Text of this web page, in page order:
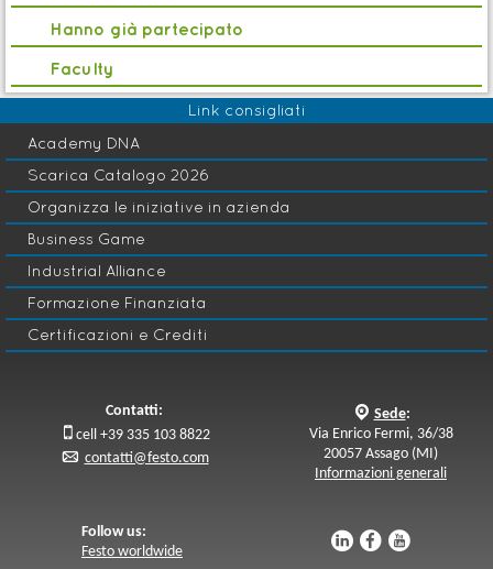
Hanno già partecipato
Faculty
Link consigliati
Academy DNA
Scarica Catalogo 2026
Organizza le iniziative in azienda
Business Game
Industrial Alliance
Formazione Finanziata
Certificazioni e Crediti
Contatti:
 cell +39 335 103 8822
p contatti@festo.com
q Sede:
Via Enrico Fermi, 36/38
20057 Assago (MI)
Informazioni generali
Follow us: u s v
Festo worldwide